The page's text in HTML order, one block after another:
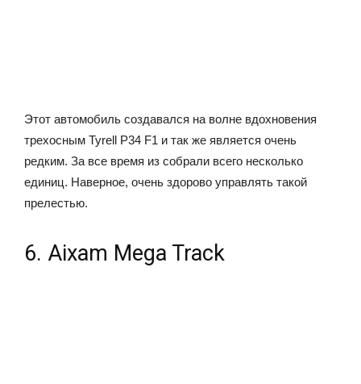
Этот автомобиль создавался на волне вдохновения
трехосным Tyrell P34 F1 и так же является очень
редким. За все время из собрали всего несколько
единиц. Наверное, очень здорово управлять такой
прелестью.
6. Aixam Mega Track